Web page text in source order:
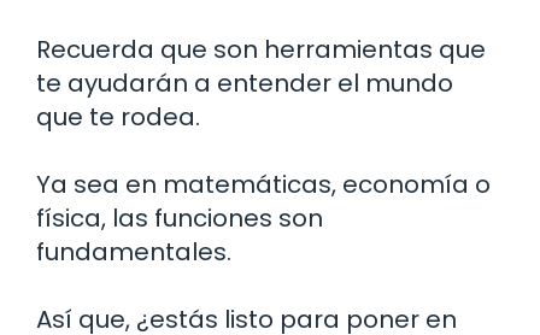
Recuerda que son herramientas que
te ayudarán a entender el mundo
que te rodea.
Ya sea en matemáticas, economía o
física, las funciones son
fundamentales.
Así que, ¿estás listo para poner en